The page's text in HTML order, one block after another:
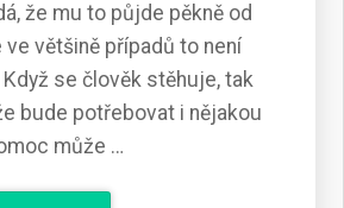
že mu to půjde pěkně od
ve většině případů to není
se člověk stěhuje, tak
bude potřebovat i nějakou
může …